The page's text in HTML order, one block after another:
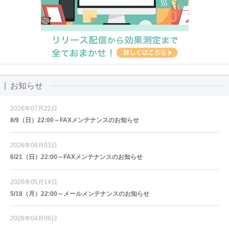
お知らせ
2026年07月22日
8/9（日）22:00～FAXメンテナンスのお知らせ
2026年06月03日
6/21（日）22:00～FAXメンテナンスのお知らせ
2026年05月14日
5/18（月）22:00～メールメンテナンスのお知らせ
2026年04月06日